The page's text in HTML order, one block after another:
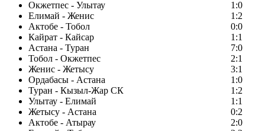
Окжетпес - Улытау
1:0
Елимай - Женис
1:2
Актобе - Тобол
0:0
Кайрат - Кайсар
1:1
Астана - Туран
7:0
Тобол - Окжетпес
2:1
Женис - Жетысу
3:1
Ордабасы - Астана
1:0
Туран - Кызыл-Жар СК
1:2
Улытау - Елимай
1:1
Жетысу - Астана
0:2
Актобе - Атырау
2:0